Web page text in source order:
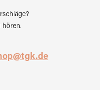
hören.